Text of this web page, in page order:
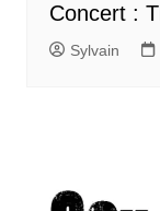
Concert :
Sylvain